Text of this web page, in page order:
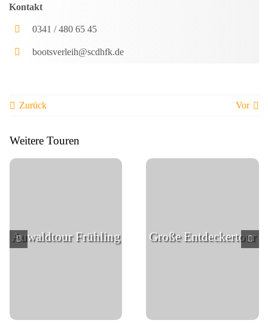
Kontakt
0341 / 480 65 45
bootsverleih@scdhfk.de
Zurück Vor
Weitere Touren
Auwaldtour Frühling Große Entdeckertour